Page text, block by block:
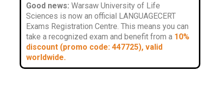
Good news: Warsaw University of Life
Sciences is now an official LANGUAGECERT
Exams Registration Centre. This means you can
take a recognized exam and benefit from a 10%
discount (promo code: 447725), valid
worldwide.